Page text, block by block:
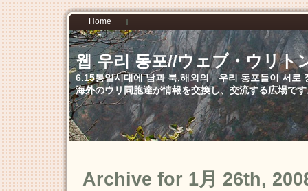
Home
웹 우리 동포//ウェブ・ウリト
6.15통일시대에 남과 북,해외의 우리 동포들이 서로
海外のウリ同胞達が情報を交換し、交流する広場で
Archive for 1月 26th,